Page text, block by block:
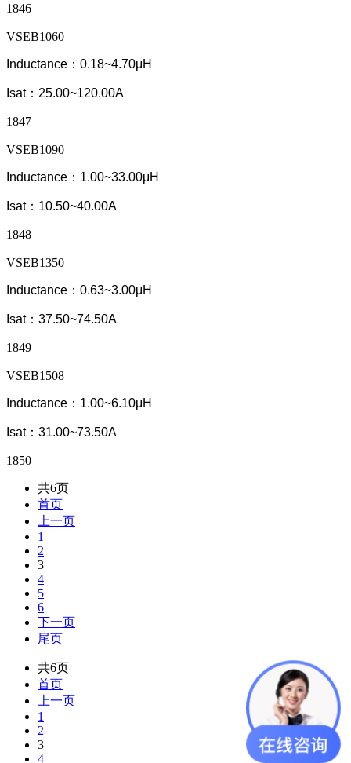
1846
VSEB1060
Inductance：0.18~4.70μH
Isat：25.00~120.00A
1847
VSEB1090
Inductance：1.00~33.00μH
Isat：10.50~40.00A
1848
VSEB1350
Inductance：0.63~3.00μH
Isat：37.50~74.50A
1849
VSEB1508
Inductance：1.00~6.10μH
Isat：31.00~73.50A
1850
共6页
首页
上一页
1
2
3
4
5
6
下一页
尾页
共6页
首页
上一页
1
2
3
4